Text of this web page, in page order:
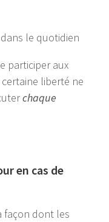
le quotidien
participer aux
certaine liberté ne
chaque
en cas de
façon dont les